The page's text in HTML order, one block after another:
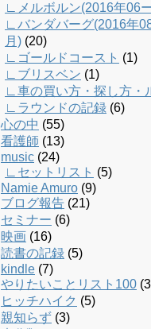
∟メルボルン(2016年06
∟バンダバーグ(2016年
月) (20)
∟ゴールドコースト (1)
∟ブリスベン (1)
∟車の買い方・探し方・
∟ラウンドの記録 (6)
心の中 (55)
看護師 (13)
music (24)
∟セットリスト (5)
Namie Amuro (9)
ブログ報告 (21)
セミナー (6)
映画 (16)
読書の記録 (5)
kindle (7)
やりたいことリスト100
ヒッチハイク (5)
親知らず (3)